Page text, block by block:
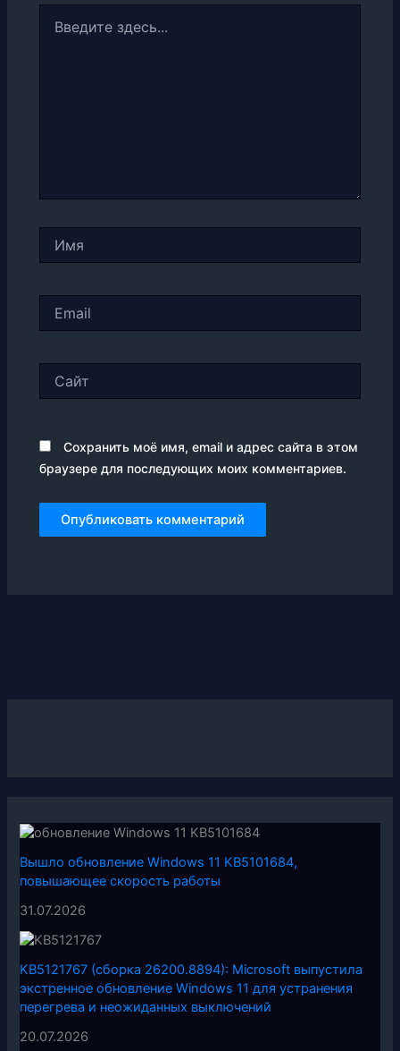
здесь...
Сохранить моё имя, email и адрес сайта в этом
браузере для последующих моих комментариев.
Вышло обновление Windows 11 KB5101684,
повышающее скорость работы
31.07.2026
KB5121767 (сборка 26200.8894): Microsoft выпустила
экстренное обновление Windows 11 для устранения
перегрева и неожиданных выключений
20.07.2026